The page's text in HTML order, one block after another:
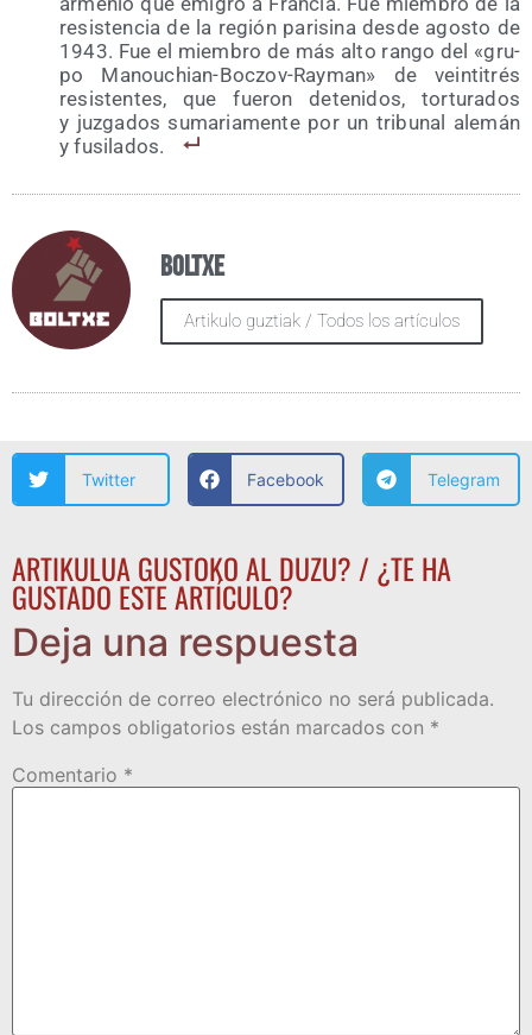
resis­ten­cia de la región pari­si­na des­de agos­to de
1943. Fue el miem­bro de más alto ran­go del «gru­
po Manou­chian-Boc­zov-Ray­man» de vein­ti­trés
resis­ten­tes, que fue­ron dete­ni­dos, tor­tu­ra­dos
y juz­ga­dos suma­ria­men­te por un tri­bu­nal ale­mán
y fusilados.
Boltxe
Artikulo guztiak / Todos los artículos
Twitter Facebook Telegram
ARTIKULUA GUSTOKO AL DUZU? / ¿TE HA
GUSTADO ESTE ARTÍCULO?
Deja una respuesta
Tu dirección de correo electrónico no será publicada.
Los campos obligatorios están marcados con *
Comentario *